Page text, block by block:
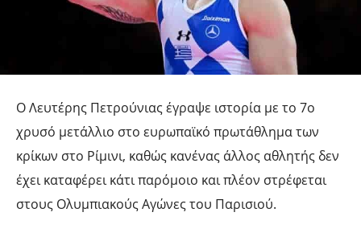
Ο Λευτέρης Πετρούνιας έγραψε ιστορία με το 7ο
χρυσό μετάλλιο στο ευρωπαϊκό πρωτάθλημα των
κρίκων στο Ρίμινι, καθώς κανένας άλλος αθλητής δεν
έχει καταφέρει κάτι παρόμοιο και πλέον στρέφεται
στους Ολυμπιακούς Αγώνες του Παρισιού.